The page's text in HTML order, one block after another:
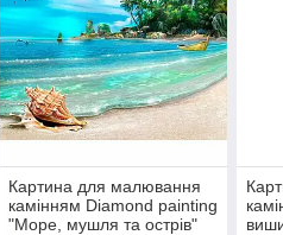
Картина для малювання
камінням Diamond painting
"Море, мушля та острів"